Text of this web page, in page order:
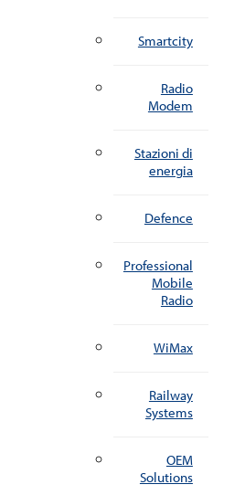
Smartcity
Radio
Modem
Stazioni di
energia
Defence
Professional
Mobile
Radio
WiMax
Railway
Systems
OEM
Solutions